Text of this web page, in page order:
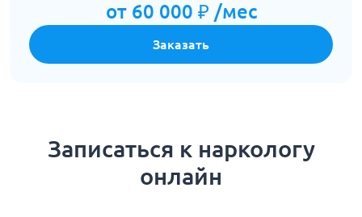
от 60 000 ₽ /мес
Заказать
Записаться к наркологу
онлайн